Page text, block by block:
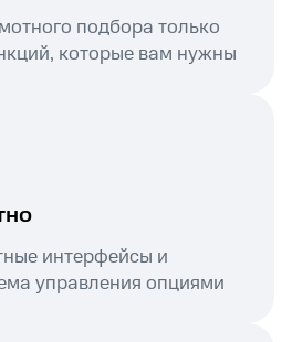
подбора только
которые вам нужны
интерфейсы и
управления опциями